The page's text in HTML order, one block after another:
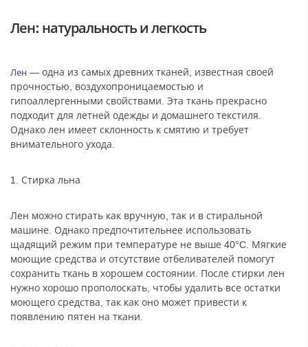
Лен: натуральность и легкость
Лен — одна из самых древних тканей, известная своей
прочностью, воздухопроницаемостью и
гипоаллергенными свойствами. Эта ткань прекрасно
подходит для летней одежды и домашнего текстиля.
Однако лен имеет склонность к смятию и требует
внимательного ухода.
1. Стирка льна
Лен можно стирать как вручную, так и в стиральной
машине. Однако предпочтительнее использовать
щадящий режим при температуре не выше 40°C. Мягкие
моющие средства и отсутствие отбеливателей помогут
сохранить ткань в хорошем состоянии. После стирки лен
нужно хорошо прополоскать, чтобы удалить все остатки
моющего средства, так как оно может привести к
появлению пятен на ткани.